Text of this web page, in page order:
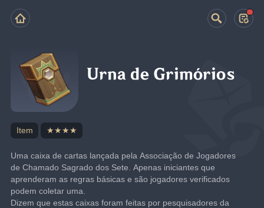
Urna de Grimórios
Item ★★★★
Uma caixa de cartas lançada pela Associação de Jogadores
de Chamado Sagrado dos Sete. Apenas iniciantes que
aprenderam as regras básicas e são jogadores verificados
podem coletar uma.
Dizem que estas caixas foram feitas por pesquisadores da